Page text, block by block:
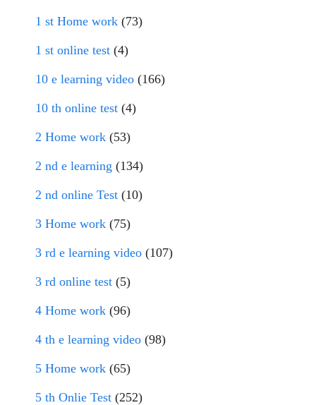
1 st Home work (73)
1 st online test (4)
10 e learning video (166)
10 th online test (4)
2 Home work (53)
2 nd e learning (134)
2 nd online Test (10)
3 Home work (75)
3 rd e learning video (107)
3 rd online test (5)
4 Home work (96)
4 th e learning video (98)
5 Home work (65)
5 th Onlie Test (252)